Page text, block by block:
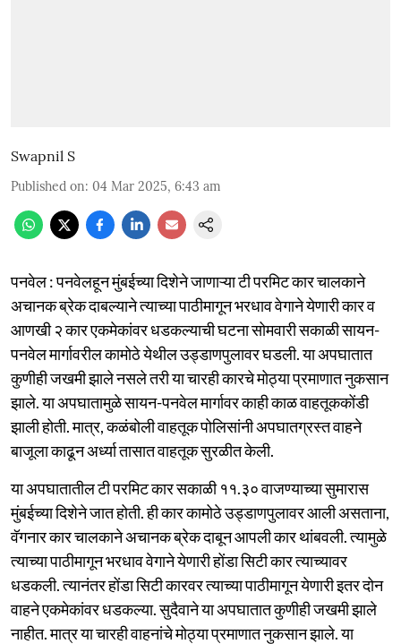
Swapnil S
Published on: 04 Mar 2025, 6:43 am
पनवेल : पनवेलहून मुंबईच्या दिशेने जाणाऱ्या टी परमिट कार चालकाने
अचानक ब्रेक दाबल्याने त्याच्या पाठीमागून भरधाव वेगाने येणारी कार व
आणखी २ कार एकमेकांवर धडकल्याची घटना सोमवारी सकाळी सायन-
पनवेल मार्गावरील कामोठे येथील उड्डाणपुलावर घडली. या अपघातात
कुणीही जखमी झाले नसले तरी या चारही कारचे मोठ्या प्रमाणात नुकसान
झाले. या अपघातामुळे सायन-पनवेल मार्गावर काही काळ वाहतूककोंडी
झाली होती. मात्र, कळंबोली वाहतूक पोलिसांनी अपघातग्रस्त वाहने
बाजूला काढून अर्ध्या तासात वाहतूक सुरळीत केली.
या अपघातातील टी परमिट कार सकाळी ११.३० वाजण्याच्या सुमारास
मुंबईच्या दिशेने जात होती. ही कार कामोठे उड्डाणपुलावर आली असताना,
वॅगनार कार चालकाने अचानक ब्रेक दाबून आपली कार थांबवली. त्यामुळे
त्याच्या पाठीमागून भरधाव वेगाने येणारी होंडा सिटी कार त्याच्यावर
धडकली. त्यानंतर होंडा सिटी कारवर त्याच्या पाठीमागून येणारी इतर दोन
वाहने एकमेकांवर धडकल्या. सुदैवाने या अपघातात कुणीही जखमी झाले
नाहीत. मात्र या चारही वाहनांचे मोठ्या प्रमाणात नुकसान झाले. या